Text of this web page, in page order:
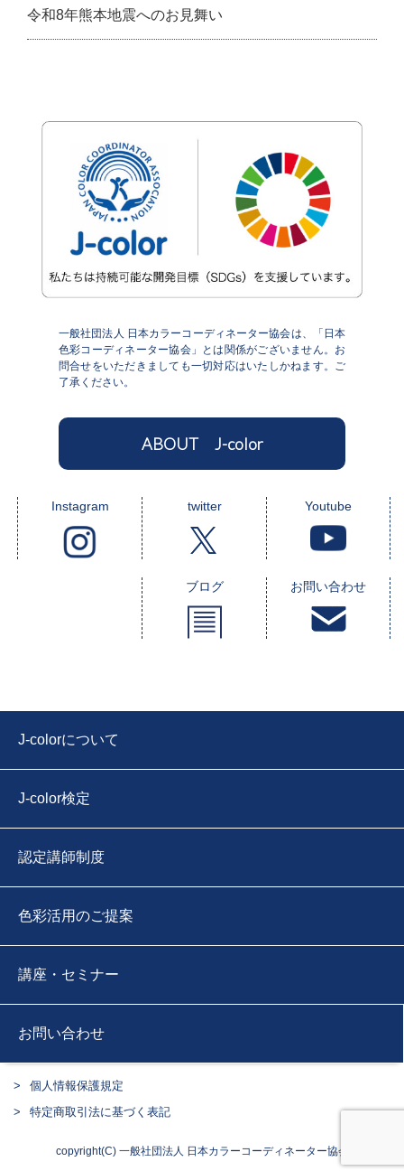
令和8年熊本地震へのお見舞い
一般社団法人 日本カラーコーディネーター協会は、「日本
色彩コーディネーター協会」とは関係がございません。お
問合せをいただきましても一切対応はいたしかねます。ご
了承ください。
ABOUT J-color
Instagram twitter Youtube
ブログ お問い合わせ
J-colorについて
J-color検定
認定講師制度
色彩活用のご提案
講座・セミナー
お問い合わせ
個人情報保護規定
特定商取引法に基づく表記
copyright(C) 一般社団法人 日本カラーコーディネーター協会